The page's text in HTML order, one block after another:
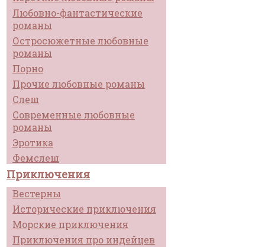
Любовно-фантастические
романы
Остросюжетные любовные
романы
Порно
Прочие любовные романы
Слеш
Современные любовные
романы
Эротика
Фемслеш
Приключения
Вестерны
Исторические приключения
Морские приключения
Приключения про индейцев